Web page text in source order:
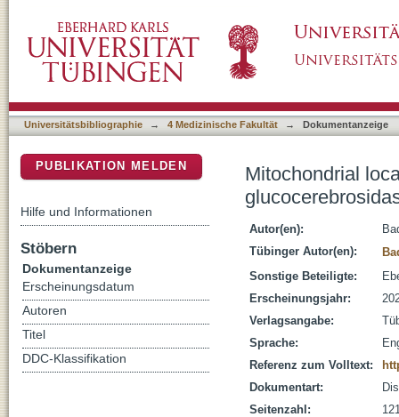
Universitätsbibliographie → 4 Medizinische Fakultät → Dokumentanzeige
Mitochondrial
Autor(en):
Tübinger Autor(en):
Sonstige Beteiligte:
Erscheinungsjahr:
Verlagsangabe:
Sprache:
Referenz zum Volltext:
Dokumentart:
Seitenzahl:
PUBLIKATION MELDEN
Hilfe und Informationen
Stöbern
Dokumentanzeige
Erscheinungsdatum
Autoren
Titel
DDC-Klassifikation